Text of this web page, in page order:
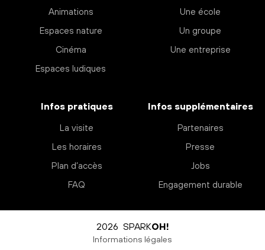
Animations
Espaces nature
Cinéma
Espaces ludiques
Une école
Un groupe
Une entreprise
Infos pratiques
La visite
Les horaires
Plan d’accès
FAQ
Infos supplémentaires
Partenaires
Presse
Jobs
Engagement durable
2026 SPARKOH!
Informations légales